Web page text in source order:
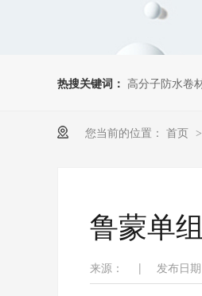
热搜关键词： 高分子防水卷
您当前的位置： 首页 >
鲁蒙单
来源： | 发布日